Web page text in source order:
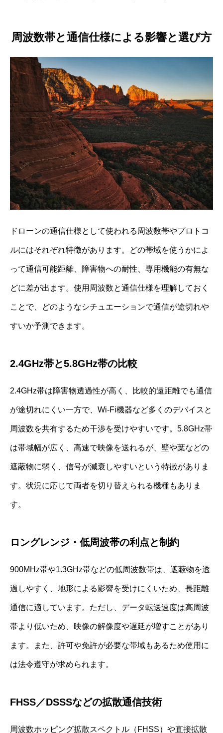
周波数帯と通信仕様による影響と選び方
ドローンの通信仕様として使われる周波数帯やプロトコ
ルにはそれぞれ特徴があります。どの帯域を使うかによ
って通信可能距離、障害物への耐性、専用機能の有無な
どに差が出ます。使用周波数と通信仕様を理解しておく
ことで、どのようなシチュエーションで通信が途切れや
すいか予測できます。
2.4GHz帯と5.8GHz帯の比較
2.4GHz帯は障害物透過性が高く、比較的遠距離でも通信
が途切れにくい一方で、Wi-Fi機器など多くのデバイスと
周波数を共有するため干渉を受けやすいです。5.8GHz帯
は帯域幅が広く、高速で映像を送れるが、壁や葉などの
遮蔽物に弱く、信号が減衰しやすいという特徴がありま
す。状況に応じて両者を切り替えられる機種もありま
す。
ロングレンジ・低周波帯の利点と制約
900MHz帯や1.3GHz帯などの低周波数帯は、遮蔽物を透
過しやすく、地形による影響を受けにくいため、長距離
通信に適しています。ただし、データ転送速度は高周波
帯より低いため、映像の解像度や遅延が増すことがあり
ます。また、許可や免許が必要な帯域もあるため使用に
は法令遵守が求められます。
FHSS／DSSSなどの拡散通信技術
周波数ホッピング拡散スペクトル（FHSS）や直接拡散